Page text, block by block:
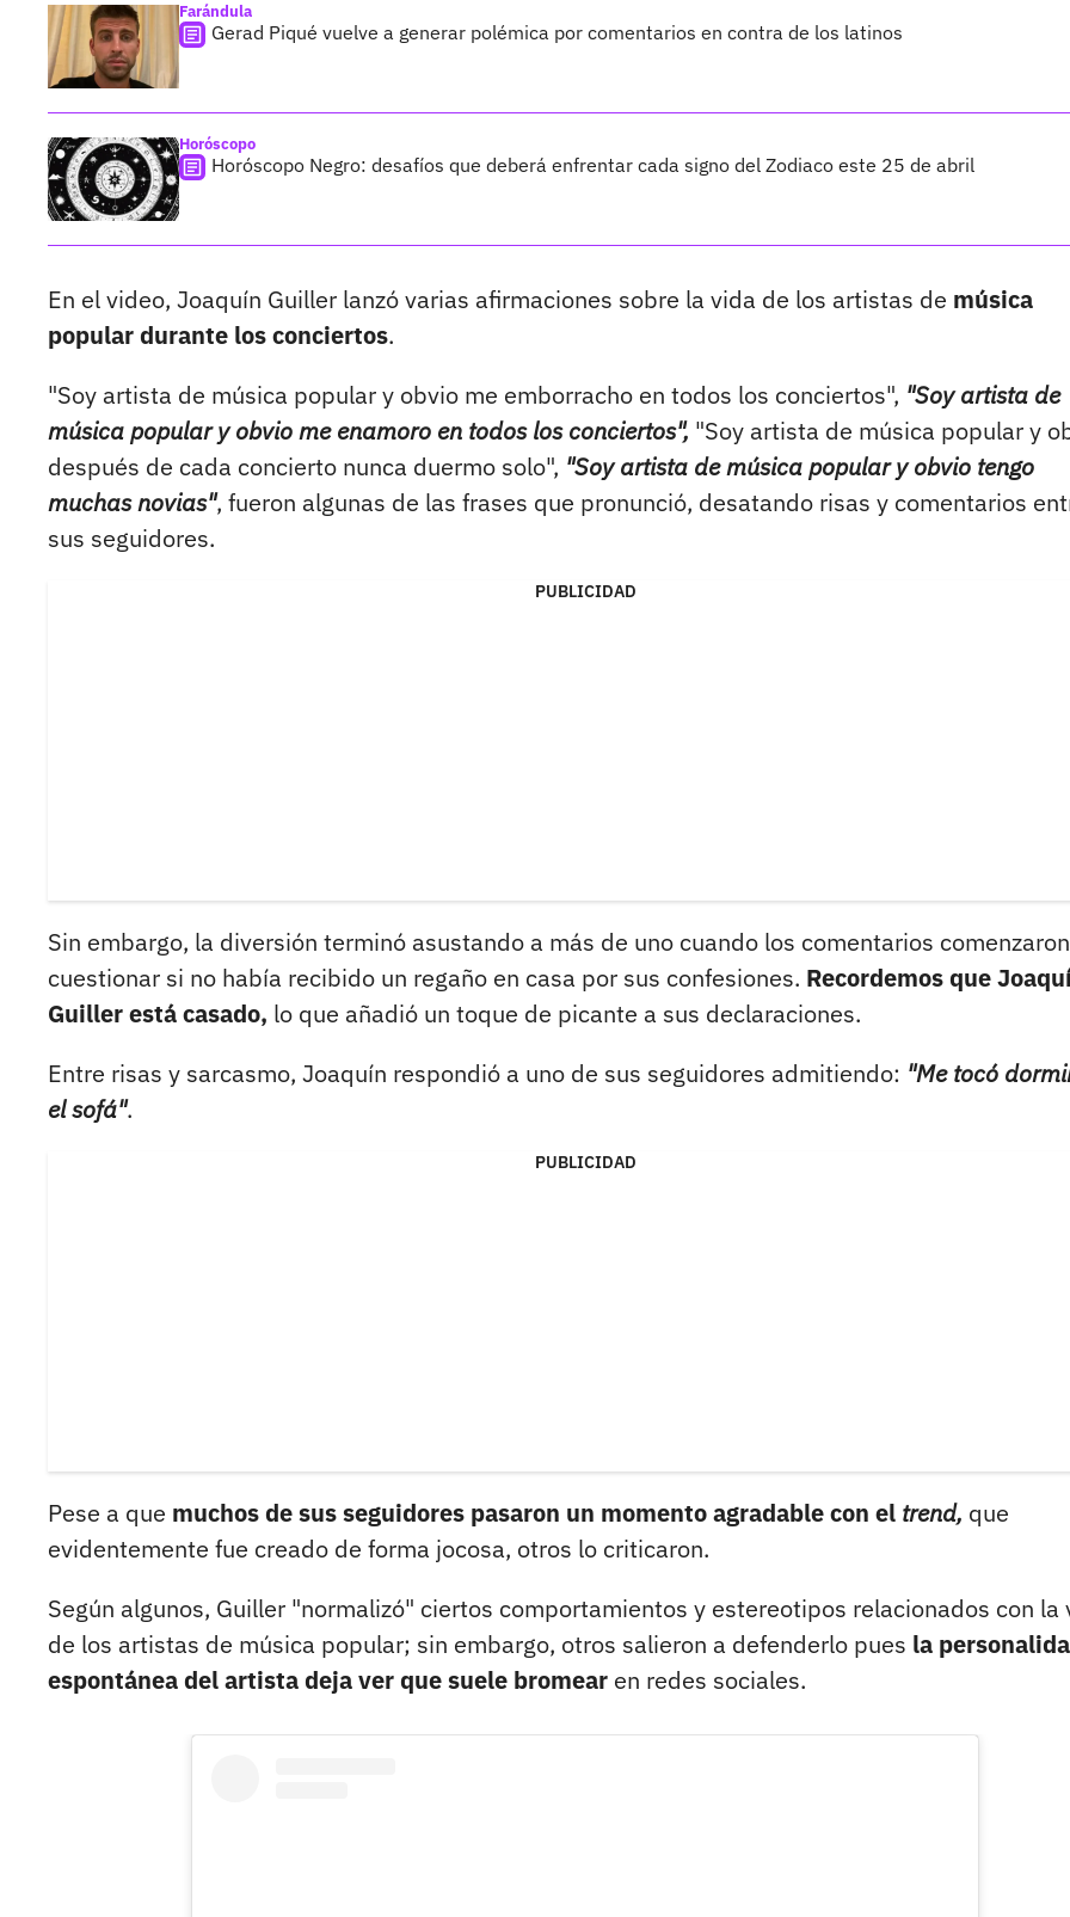
Farándula
Gerad Piqué vuelve a generar polémica por comentarios en contra de los latinos
Horóscopo
Horóscopo Negro: desafíos que deberá enfrentar cada signo del Zodiaco este 25 de abril
En el video, Joaquín Guiller lanzó varias afirmaciones sobre la vida de los artistas de música
popular durante los conciertos.
"Soy artista de música popular y obvio me emborracho en todos los conciertos", "Soy artista de
música popular y obvio me enamoro en todos los conciertos", "Soy artista de música popular y
después de cada concierto nunca duermo solo", "Soy artista de música popular y obvio tengo
muchas novias", fueron algunas de las frases que pronunció, desatando risas y comentarios
sus seguidores.
PUBLICIDAD
Sin embargo, la diversión terminó asustando a más de uno cuando los comentarios
cuestionar si no había recibido un regaño en casa por sus confesiones. Recordemos que
Guiller está casado, lo que añadió un toque de picante a sus declaraciones.
Entre risas y sarcasmo, Joaquín respondió a uno de sus seguidores admitiendo: "Me tocó
el sofá".
PUBLICIDAD
Pese a que muchos de sus seguidores pasaron un momento agradable con el trend, que
evidentemente fue creado de forma jocosa, otros lo criticaron.
Según algunos, Guiller "normalizó" ciertos comportamientos y estereotipos relacionados con la
de los artistas de música popular; sin embargo, otros salieron a defenderlo pues la
espontánea del artista deja ver que suele bromear en redes sociales.